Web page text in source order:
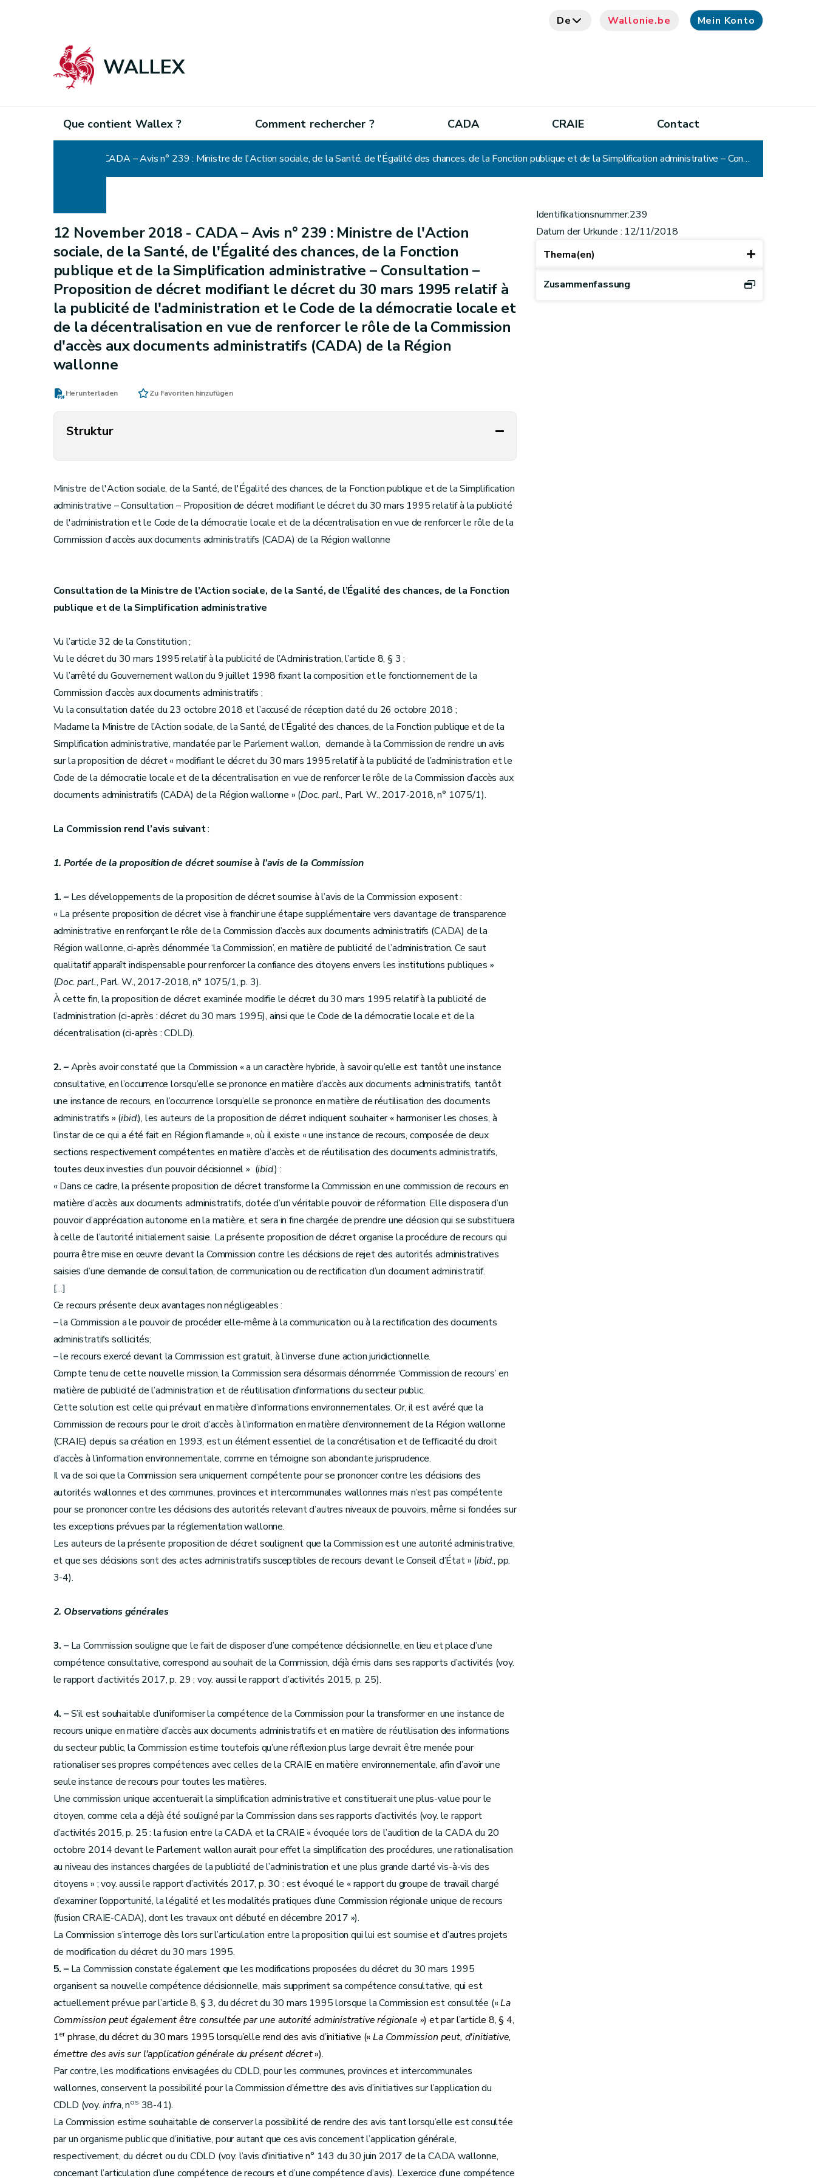
De Wallonie.be Mein Konto
WALLEX
Que contient Wallex ? Comment rechercher ? CADA CRAIE Contact
CADA – Avis n° 239 : Ministre de l'Action sociale, de la Santé, de l'Égalité des chances, de la Fonction publique et de la Simplification administrative – Consultation – Proposition de décret modifiant le décret du 30 mars 1995 relatif à la publicité de l'administration et le Code de la démocratie locale et de la décentralisation en vue de renforcer le rôle de la Commission d'accès aux documents administratifs (CADA) de la Région wallonne
12 November 2018 - CADA – Avis n° 239 : Ministre de l'Action
sociale, de la Santé, de l'Égalité des chances, de la Fonction
publique et de la Simplification administrative – Consultation –
Proposition de décret modifiant le décret du 30 mars 1995 relatif à
la publicité de l'administration et le Code de la démocratie locale et
de la décentralisation en vue de renforcer le rôle de la Commission
d'accès aux documents administratifs (CADA) de la Région
wallonne
Herunterladen Zu Favoriten hinzufügen
Struktur
Ministre de l'Action sociale, de la Santé, de l'Égalité des chances, de la Fonction publique et de la Simplification
administrative – Consultation – Proposition de décret modifiant le décret du 30 mars 1995 relatif à la publicité
de l'administration et le Code de la démocratie locale et de la décentralisation en vue de renforcer le rôle de la
Commission d'accès aux documents administratifs (CADA) de la Région wallonne
Consultation de la Ministre de l’Action sociale, de la Santé, de l’Égalité des chances, de la Fonction
publique et de la Simplification administrative
Vu l’article 32 de la Constitution ;
Vu le décret du 30 mars 1995 relatif à la publicité de l’Administration, l’article 8, § 3 ;
Vu l’arrêté du Gouvernement wallon du 9 juillet 1998 fixant la composition et le fonctionnement de la
Commission d’accès aux documents administratifs ;
Vu la consultation datée du 23 octobre 2018 et l’accusé de réception daté du 26 octobre 2018 ;
Madame la Ministre de l’Action sociale, de la Santé, de l’Égalité des chances, de la Fonction publique et de la
Simplification administrative, mandatée par le Parlement wallon, demande à la Commission de rendre un avis
sur la proposition de décret « modifiant le décret du 30 mars 1995 relatif à la publicité de l’administration et le
Code de la démocratie locale et de la décentralisation en vue de renforcer le rôle de la Commission d’accès aux
documents administratifs (CADA) de la Région wallonne » (Doc. parl., Parl. W., 2017-2018, n° 1075/1).
La Commission rend l’avis suivant:
1. Portée de la proposition de décret soumise à l’avis de la Commission
1. –Les développements de la proposition de décret soumise à l’avis de la Commission exposent :
« La présente proposition de décret vise à franchir une étape supplémentaire vers davantage de transparence
administrative en renforçant le rôle de la Commission d’accès aux documents administratifs (CADA) de la
Région wallonne, ci-après dénommée ‘la Commission’, en matière de publicité de l’administration. Ce saut
qualitatif apparaît indispensable pour renforcer la confiance des citoyens envers les institutions publiques »
(Doc. parl., Parl. W., 2017-2018, n° 1075/1, p. 3).
À cette fin, la proposition de décret examinée modifie le décret du 30 mars 1995 relatif à la publicité de
l’administration (ci-après : décret du 30 mars 1995), ainsi que le Code de la démocratie locale et de la
décentralisation (ci-après : CDLD).
2. –Après avoir constaté que la Commission « a un caractère hybride, à savoir qu’elle est tantôt une instance
consultative, en l’occurrence lorsqu’elle se prononce en matière d’accès aux documents administratifs, tantôt
une instance de recours, en l’occurrence lorsqu’elle se prononce en matière de réutilisation des documents
administratifs » (ibid.), les auteurs de la proposition de décret indiquent souhaiter « harmoniser les choses, à
l’instar de ce qui a été fait en Région flamande », où il existe « une instance de recours, composée de deux
sections respectivement compétentes en matière d’accès et de réutilisation des documents administratifs,
toutes deux investies d’un pouvoir décisionnel » (ibid.) :
« Dans ce cadre, la présente proposition de décret transforme la Commission en une commission de recours en
matière d’accès aux documents administratifs, dotée d’un véritable pouvoir de réformation. Elle disposera d’un
pouvoir d’appréciation autonome en la matière, et sera in fine chargée de prendre une décision qui se substituera
à celle de l’autorité initialement saisie. La présente proposition de décret organise la procédure de recours qui
pourra être mise en œuvre devant la Commission contre les décisions de rejet des autorités administratives
saisies d’une demande de consultation, de communication ou de rectification d’un document administratif.
[…]
Ce recours présente deux avantages non négligeables :
– la Commission a le pouvoir de procéder elle-même à la communication ou à la rectification des documents
administratifs sollicités;
– le recours exercé devant la Commission est gratuit, à l’inverse d’une action juridictionnelle.
Compte tenu de cette nouvelle mission, la Commission sera désormais dénommée ‘Commission de recours’ en
matière de publicité de l’administration et de réutilisation d’informations du secteur public.
Cette solution est celle qui prévaut en matière d’informations environnementales. Or, il est avéré que la
Commission de recours pour le droit d’accès à l’information en matière d’environnement de la Région wallonne
(CRAIE) depuis sa création en 1993, est un élément essentiel de la concrétisation et de l’efficacité du droit
d’accès à l’information environnementale, comme en témoigne son abondante jurisprudence.
Il va de soi que la Commission sera uniquement compétente pour se prononcer contre les décisions des
autorités wallonnes et des communes, provinces et intercommunales wallonnes mais n’est pas compétente
pour se prononcer contre les décisions des autorités relevant d’autres niveaux de pouvoirs, même si fondées sur
les exceptions prévues par la réglementation wallonne.
Les auteurs de la présente proposition de décret soulignent que la Commission est une autorité administrative,
et que ses décisions sont des actes administratifs susceptibles de recours devant le Conseil d’État » (ibid., pp.
3-4).
2. Observations générales
3. –La Commission souligne que le fait de disposer d’une compétence décisionnelle, en lieu et place d’une
compétence consultative, correspond au souhait de la Commission, déjà émis dans ses rapports d’activités (voy.
le rapport d’activités 2017, p. 29 ; voy. aussi le rapport d’activités 2015, p. 25).
4. –S’il est souhaitable d’uniformiser la compétence de la Commission pour la transformer en une instance de
recours unique en matière d’accès aux documents administratifs et en matière de réutilisation des informations
du secteur public, la Commission estime toutefois qu’une réflexion plus large devrait être menée pour
rationaliser ses propres compétences avec celles de la CRAIE en matière environnementale, afin d’avoir une
seule instance de recours pour toutes les matières.
Une commission unique accentuerait la simplification administrative et constituerait une plus-value pour le
citoyen, comme cela a déjà été souligné par la Commission dans ses rapports d’activités (voy. le rapport
d’activités 2015, p. 25 : la fusion entre la CADA et la CRAIE « évoquée lors de l’audition de la CADA du 20
octobre 2014 devant le Parlement wallon aurait pour effet la simplification des procédures, une rationalisation
au niveau des instances chargées de la publicité de l’administration et une plus grande clarté vis-à-vis des
citoyens » ; voy. aussi le rapport d’activités 2017, p. 30 : est évoqué le « rapport du groupe de travail chargé
d’examiner l’opportunité, la légalité et les modalités pratiques d’une Commission régionale unique de recours
(fusion CRAIE-CADA), dont les travaux ont débuté en décembre 2017 »).
La Commission s’interroge dès lors sur l’articulation entre la proposition qui lui est soumise et d’autres projets
de modification du décret du 30 mars 1995.
5. –La Commission constate également que les modifications proposées du décret du 30 mars 1995
organisent sa nouvelle compétence décisionnelle, mais suppriment sa compétence consultative, qui est
actuellement prévue par l’article 8, § 3, du décret du 30 mars 1995 lorsque la Commission est consultée («La
Commission peut également être consultée par une autorité administrative régionale ») et par l’article 8, § 4,
1erphrase, du décret du 30 mars 1995 lorsqu’elle rend des avis d’initiative («La Commission peut, d'initiative,
émettre des avis sur l'application générale du présent décret»).
Par contre, les modifications envisagées du CDLD, pour les communes, provinces et intercommunales
wallonnes, conservent la possibilité pour la Commission d’émettre des avis d’initiatives sur l’application du
CDLD (voy. infra, nos 38-41).
La Commission estime souhaitable de conserver la possibilité de rendre des avis tant lorsqu’elle est consultée
par un organisme public que d’initiative, pour autant que ces avis concernent l’application générale,
respectivement, du décret ou du CDLD (voy. l’avis d’initiative n° 143 du 30 juin 2017 de la CADA wallonne,
concernant l’articulation d’une compétence de recours et d’une compétence d’avis). L’exercice d’une compétence
Identifikationsnummer:239
Datum der Urkunde : 12/11/2018
Thema(en)
Zusammenfassung